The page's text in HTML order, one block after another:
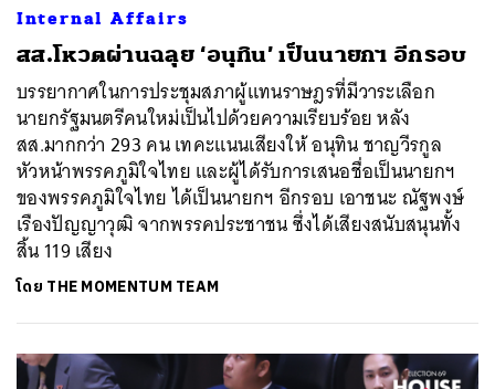
Internal Affairs
สส.โหวตผ่านฉลุย ‘อนุทิน’ เป็นนายกฯ อีกรอบ
บรรยากาศในการประชุมสภาผู้แทนราษฎรที่มีวาระเลือก
นายกรัฐมนตรีคนใหม่เป็นไปด้วยความเรียบร้อย หลัง
สส.มากกว่า 293 คน เทคะแนนเสียงให้ อนุทิน ชาญวีรกูล
หัวหน้าพรรคภูมิใจไทย และผู้ได้รับการเสนอชื่อเป็นนายกฯ
ของพรรคภูมิใจไทย ได้เป็นนายกฯ อีกรอบ เอาชนะ ณัฐพงษ์
เรืองปัญญาวุฒิ จากพรรคประชาชน ซึ่งได้เสียงสนับสนุนทั้ง
สิ้น 119 เสียง
โดย THE MOMENTUM TEAM